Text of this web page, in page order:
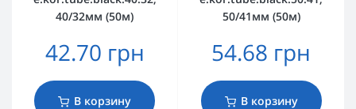
40/32мм (50м)
42.70 грн
В корзину
50/41мм (50м)
54.68 грн
В корзину